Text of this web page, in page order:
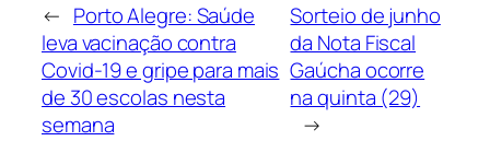
← Porto Alegre: Saúde
leva vacinação contra
Covid-19 e gripe para mais
de 30 escolas nesta
semana
Sorteio de junho
da Nota Fiscal
Gaúcha ocorre
na quinta (29)
→